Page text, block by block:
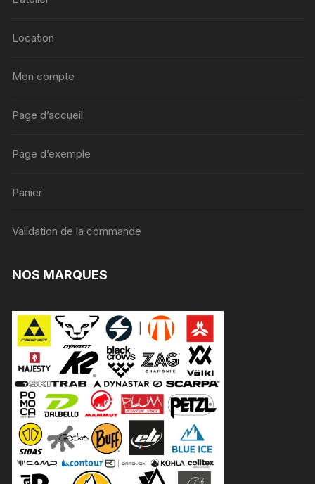
Location
Mon compte
Page d’accueil
Page d’exemple
Panier
Validation de la commande
NOS MARQUES